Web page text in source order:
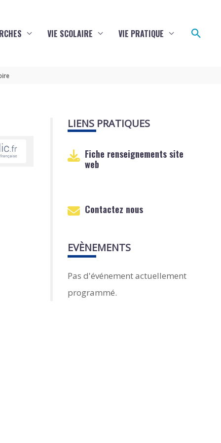
VIE SCOLAIRE VIE PRATIQUE
LIENS PRATIQUES
Fiche renseignements site
web
Contactez nous
EVÈNEMENTS
Pas d'événement actuellement
programmé.